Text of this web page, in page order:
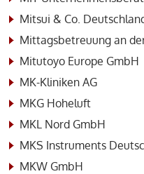
Mitsui & Co.
Mittagsbetreuung an
Mitutoyo Europe GmbH
MK-Kliniken AG
MKG Hoheluft
MKL Nord GmbH
MKS Instruments
MKW GmbH